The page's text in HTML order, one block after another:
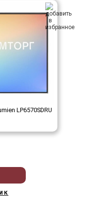
LP6570SDRU